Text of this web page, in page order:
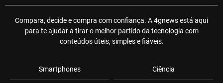
Compara, decide e compra com confiança. A 4gnews está aqui
para te ajudar a tirar o melhor partido da tecnologia com
conteúdos úteis, simples e fiáveis.
Smartphones Ciência